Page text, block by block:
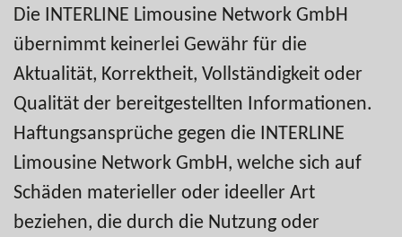
Die INTERLINE Limousine Network GmbH
übernimmt keinerlei Gewähr für die
Aktualität, Korrektheit, Vollständigkeit oder
Qualität der bereitgestellten Informationen.
Haftungsansprüche gegen die INTERLINE
Limousine Network GmbH, welche sich auf
Schäden materieller oder ideeller Art
beziehen, die durch die Nutzung oder